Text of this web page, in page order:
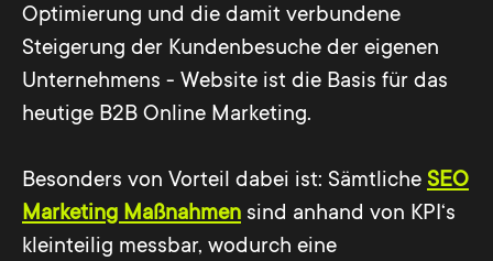
Optimierung und die damit verbundene
Steigerung der Kundenbesuche der eigenen
Unternehmens - Website ist die Basis für das
heutige B2B Online Marketing.
Besonders von Vorteil dabei ist: Sämtliche SEO
Marketing Maßnahmen sind anhand von KPI‘s
kleinteilig messbar, wodurch eine